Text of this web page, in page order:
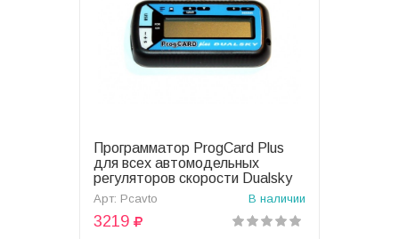
В корзину
Программатор ProgCard Plus
для всех автомодельных
регуляторов скорости Dualsky
серии Track & Field - Pcavto
Арт: Pcavto В наличии
3219